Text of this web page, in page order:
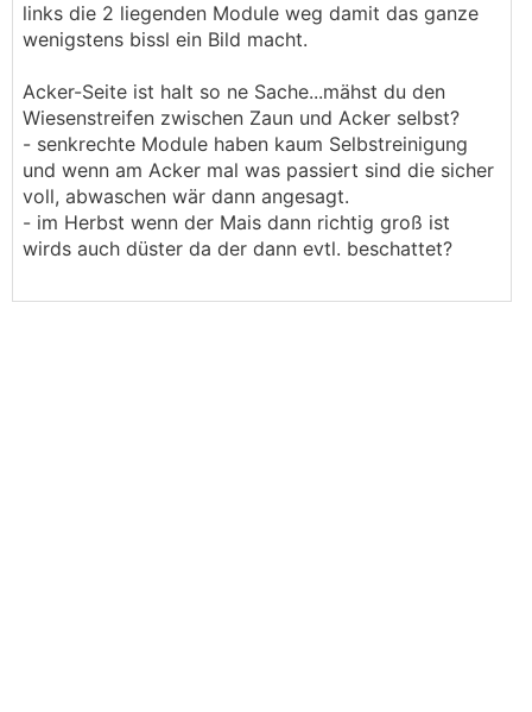
links die 2 liegenden Module weg damit das ganze
wenigstens bissl ein Bild macht.
Acker-Seite ist halt so ne Sache...mähst du den
Wiesenstreifen zwischen Zaun und Acker selbst?
- senkrechte Module haben kaum Selbstreinigung
und wenn am Acker mal was passiert sind die sicher
voll, abwaschen wär dann angesagt.
- im Herbst wenn der Mais dann richtig groß ist
wirds auch düster da der dann evtl. beschattet?